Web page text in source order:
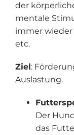
der
mentale
immer wieder
etc.
Ziel:
Auslastung.
Der
das